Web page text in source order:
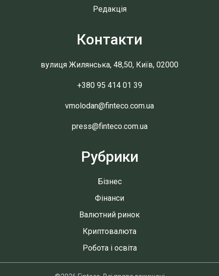
Редакція
Контакти
вулиця Жилянська, 48,50, Київ, 02000
+380 95 414 01 39
vmolodan@finteco.com.ua
press@finteco.com.ua
Рубрики
Бізнес
Фінанси
Валютний ринок
Криптовалюта
Робота і освіта